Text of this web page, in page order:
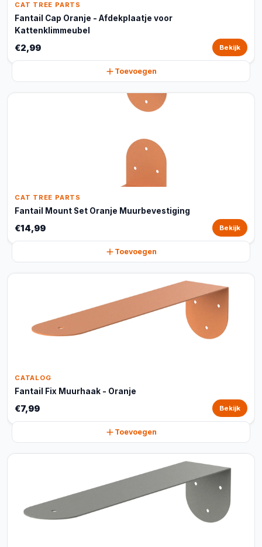
CAT TREE PARTS
Fantail Cap Oranje - Afdekplaatje voor
Kattenklimmeubel
€2,99 Bekijk
Toevoegen
CAT TREE PARTS
Fantail Mount Set Oranje Muurbevestiging
€14,99 Bekijk
Toevoegen
CATALOG
Fantail Fix Muurhaak - Oranje
€7,99 Bekijk
Toevoegen